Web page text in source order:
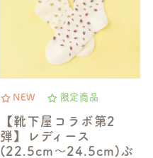
NEW 限定商品
【靴下屋コラボ第2
弾】レディース
(22.5cm～24.5cm)ぶ